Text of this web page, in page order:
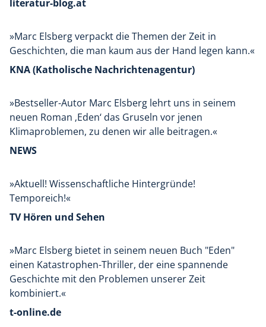
literatur-blog.at
»Marc Elsberg verpackt die Themen der Zeit in
Geschichten, die man kaum aus der Hand legen kann.«
KNA (Katholische Nachrichtenagentur)
»Bestseller-Autor Marc Elsberg lehrt uns in seinem
neuen Roman ‚Eden‘ das Gruseln vor jenen
Klimaproblemen, zu denen wir alle beitragen.«
NEWS
»Aktuell! Wissenschaftliche Hintergründe!
Temporeich!«
TV Hören und Sehen
»Marc Elsberg bietet in seinem neuen Buch "Eden"
einen Katastrophen-Thriller, der eine spannende
Geschichte mit den Problemen unserer Zeit
kombiniert.«
t-online.de